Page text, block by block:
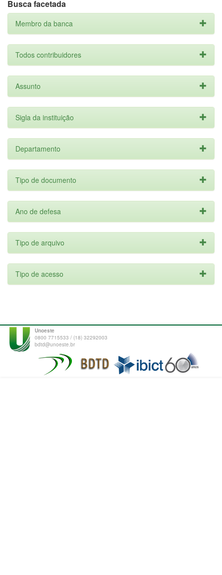
Busca facetada
Membro da banca
Todos contribuidores
Assunto
Sigla da instituição
Departamento
Tipo de documento
Ano de defesa
Tipo de arquivo
Tipo de acesso
Unoeste
0800 7715533 / (18) 32292003
bdtd@unoeste.br